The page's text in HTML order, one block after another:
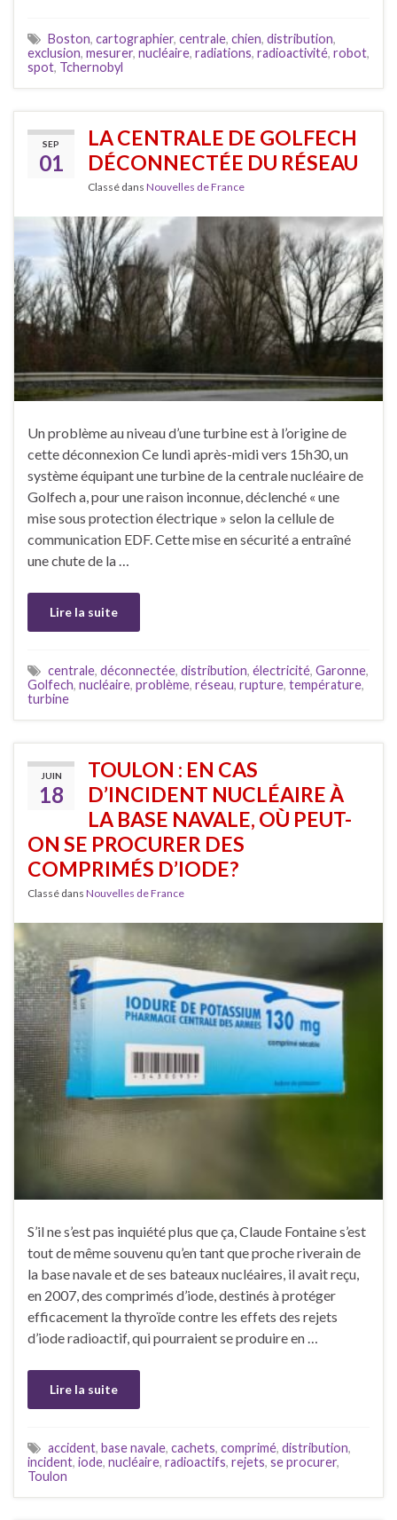
Boston, cartographier, centrale, chien, distribution,
exclusion, mesurer, nucléaire, radiations, radioactivité, robot,
spot, Tchernobyl
SEP
01
LA CENTRALE DE GOLFECH
DÉCONNECTÉE DU RÉSEAU
Classé dans Nouvelles de France
Un problème au niveau d’une turbine est à l’origine de
cette déconnexion Ce lundi après-midi vers 15h30, un
système équipant une turbine de la centrale nucléaire de
Golfech a, pour une raison inconnue, déclenché « une
mise sous protection électrique » selon la cellule de
communication EDF. Cette mise en sécurité a entraîné
une chute de la …
Lire la suite
centrale, déconnectée, distribution, électricité, Garonne,
Golfech, nucléaire, problème, réseau, rupture, température,
turbine
JUIN
18
TOULON : EN CAS
D’INCIDENT NUCLÉAIRE À
LA BASE NAVALE, OÙ PEUT-
ON SE PROCURER DES
COMPRIMÉS D’IODE?
Classé dans Nouvelles de France
S’il ne s’est pas inquiété plus que ça, Claude Fontaine s’est
tout de même souvenu qu’en tant que proche riverain de
la base navale et de ses bateaux nucléaires, il avait reçu,
en 2007, des comprimés d’iode, destinés à protéger
efficacement la thyroïde contre les effets des rejets
d’iode radioactif, qui pourraient se produire en …
Lire la suite
accident, base navale, cachets, comprimé, distribution,
incident, iode, nucléaire, radioactifs, rejets, se procurer,
Toulon